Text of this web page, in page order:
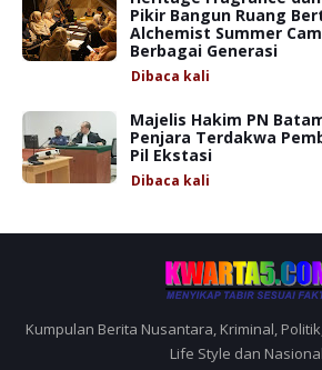
Pikir Bangun Ruang
Alchemist Summer
Berbagai Generasi
Dibaca kali
Majelis Hakim PN
Penjara Terdakwa
Pil Ekstasi
Dibaca kali
Kumpulan Berita Nusantara, Kriminal,
Life Style dan